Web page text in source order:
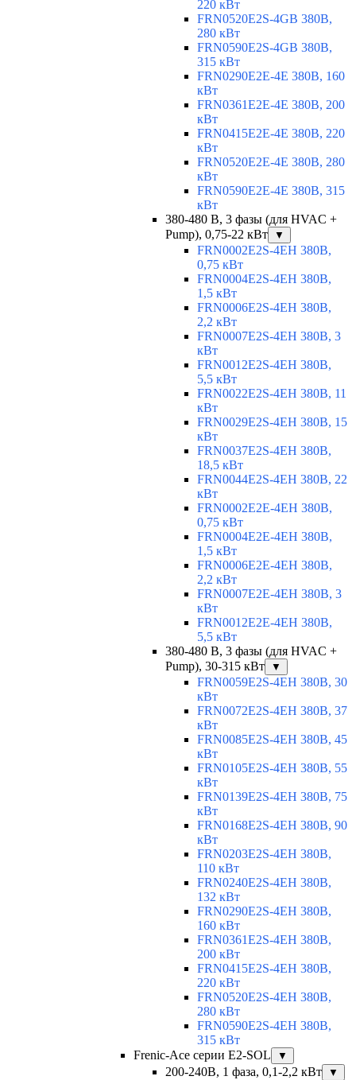
220 кВт
FRN0520E2S-4GB 380В,
280 кВт
FRN0590E2S-4GB 380В,
315 кВт
FRN0290E2E-4E 380В, 160
кВт
FRN0361E2E-4E 380В, 200
кВт
FRN0415E2E-4E 380В, 220
кВт
FRN0520E2E-4E 380В, 280
кВт
FRN0590E2E-4E 380В, 315
кВт
380-480 В, 3 фазы (для HVAC +
Pump), 0,75-22 кВт
▼
FRN0002E2S-4EH 380В,
0,75 кВт
FRN0004E2S-4EH 380В,
1,5 кВт
FRN0006E2S-4EH 380В,
2,2 кВт
FRN0007E2S-4EH 380В, 3
кВт
FRN0012E2S-4EH 380В,
5,5 кВт
FRN0022E2S-4EH 380В, 11
кВт
FRN0029E2S-4EH 380В, 15
кВт
FRN0037E2S-4EH 380В,
18,5 кВт
FRN0044E2S-4EH 380В, 22
кВт
FRN0002E2E-4EH 380В,
0,75 кВт
FRN0004E2E-4EH 380В,
1,5 кВт
FRN0006E2E-4EH 380В,
2,2 кВт
FRN0007E2E-4EH 380В, 3
кВт
FRN0012E2E-4EH 380В,
5,5 кВт
380-480 В, 3 фазы (для HVAC +
Pump), 30-315 кВт
▼
FRN0059E2S-4EH 380В, 30
кВт
FRN0072E2S-4EH 380В, 37
кВт
FRN0085E2S-4EH 380В, 45
кВт
FRN0105E2S-4EH 380В, 55
кВт
FRN0139E2S-4EH 380В, 75
кВт
FRN0168E2S-4EH 380В, 90
кВт
FRN0203E2S-4EH 380В,
110 кВт
FRN0240E2S-4EH 380В,
132 кВт
FRN0290E2S-4EH 380В,
160 кВт
FRN0361E2S-4EH 380В,
200 кВт
FRN0415E2S-4EH 380В,
220 кВт
FRN0520E2S-4EH 380В,
280 кВт
FRN0590E2S-4EH 380В,
315 кВт
Frenic-Ace серии E2-SOL
▼
200-240В, 1 фаза, 0,1-2,2 кВт ▼